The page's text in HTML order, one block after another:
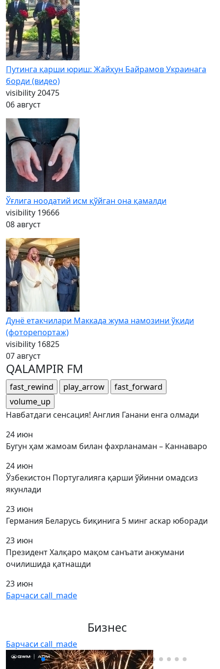
Путинга қарши юриш: Жайҳун Байрамов Украинага
борди (видео)
visibility20475
06 август
Ўғлига ноодатий исм қўйган она қамалди
visibility 19666
08 август
Дунё етакчилари Маккада жума намозини ўқиди
(фоторепортаж)
visibility 16825
07 август
QALAMPIR FM
fast_rewind play_arrow
fast_forward
volume_up
Навбатдаги сенсация! Англия Ганани енга олмади
24 июн
Бугун ҳам жамоам билан фахрланаман – Каннаваро
24 июн
Ўзбекистон Португалияга қарши ўйинни омадсиз
якунлади
23 июн
Германия Беларусь биқинига 5 минг аскар юборади
23 июн
Президент Халқаро мақом санъати анжумани
очилишида қатнашди
23 июн
Барчаси call_made
Бизнес
Барчаси call_made